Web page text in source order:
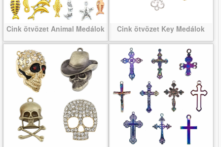
Cink ötvözet Animal Medálok Cink ötvözet Key Medálok